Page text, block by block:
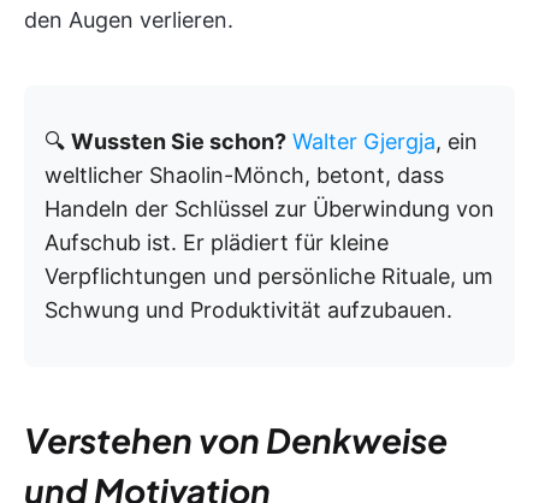
den Augen verlieren.
🔍 Wussten Sie schon? Walter Gjergja, ein
weltlicher Shaolin-Mönch, betont, dass
Handeln der Schlüssel zur Überwindung von
Aufschub ist. Er plädiert für kleine
Verpflichtungen und persönliche Rituale, um
Schwung und Produktivität aufzubauen.
Verstehen von Denkweise
und Motivation